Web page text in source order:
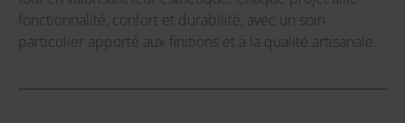
fonctionnalité, confort et durabilité, avec un soin
particulier apporté aux finitions et à la qualité artisanale.